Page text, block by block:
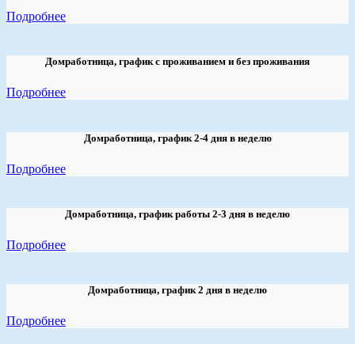
Подробнее
Домработница, график с проживанием и без проживания
Подробнее
Домработница, график 2-4 дня в неделю
Подробнее
Домработница, график работы 2-3 дня в неделю
Подробнее
Домработница, график 2 дня в неделю
Подробнее